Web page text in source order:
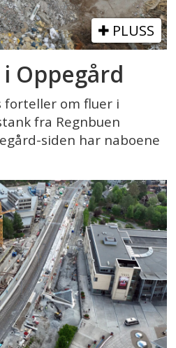
PLUSS
Oppegård
forteller om fluer i
fra Regnbuen
siden har naboene